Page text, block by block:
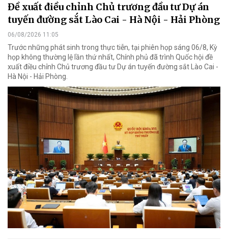
Đề xuất điều chỉnh Chủ trương đầu tư Dự án
tuyến đường sắt Lào Cai - Hà Nội - Hải Phòng
06/08/2026 11:05
Trước những phát sinh trong thực tiễn, tại phiên họp sáng 06/8, Kỳ
họp không thường lệ lần thứ nhất, Chính phủ đã trình Quốc hội đề
xuất điều chỉnh Chủ trương đầu tư Dự án tuyến đường sắt Lào Cai -
Hà Nội - Hải Phòng.